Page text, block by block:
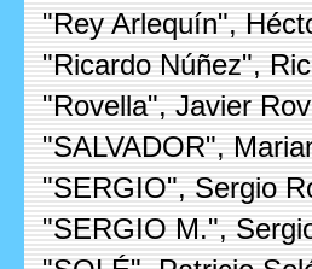
"Rey Arlequín",
"Ricardo Núñez",
"Rovella", Javier
"SALVADOR",
"SERGIO", Sergio
"SERGIO M.",